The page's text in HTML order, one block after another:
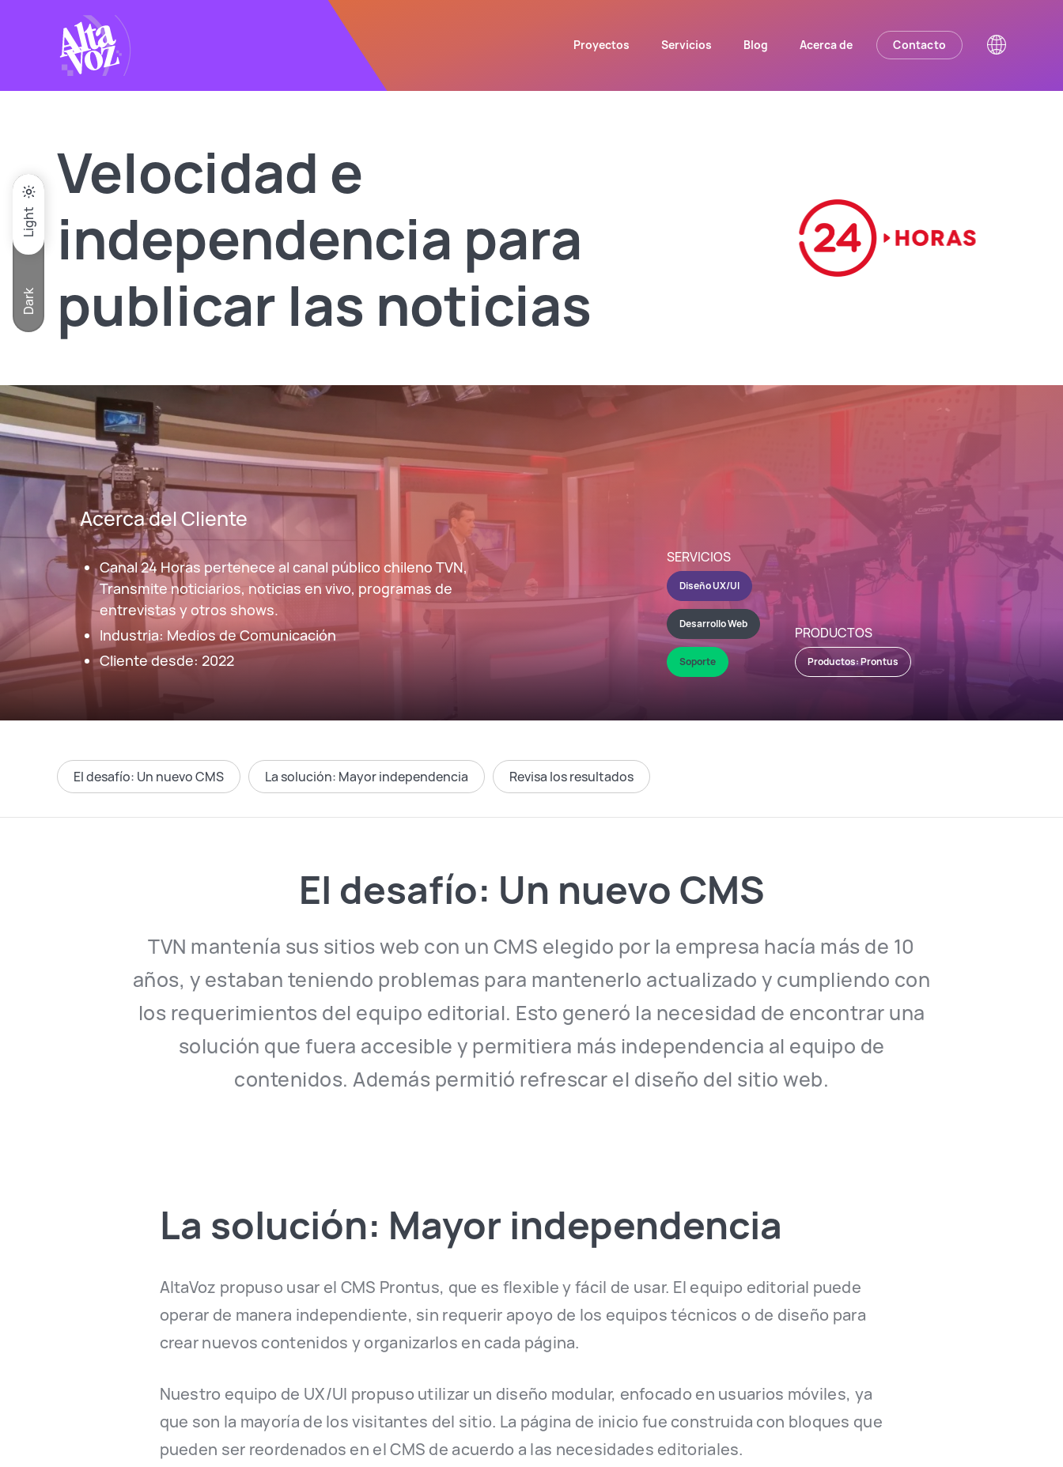
Proyectos Servicios Blog Acerca de Contacto
Dark
Light
Velocidad e
independencia para
publicar las noticias
Acerca del Cliente
Canal 24 Horas pertenece al canal público chileno TVN,
Transmite noticiarios, noticias en vivo, programas de
entrevistas y otros shows.
Industria: Medios de Comunicación
Cliente desde: 2022
SERVICIOS
Diseño UX/UI
Desarrollo Web
Soporte
PRODUCTOS
Productos: Prontus
El desafío: Un nuevo CMS La solución: Mayor independencia Revisa los resultados
El desafío: Un nuevo CMS
TVN mantenía sus sitios web con un CMS elegido por la empresa hacía más de 10
años, y estaban teniendo problemas para mantenerlo actualizado y cumpliendo con
los requerimientos del equipo editorial. Esto generó la necesidad de encontrar una
solución que fuera accesible y permitiera más independencia al equipo de
contenidos. Además permitió refrescar el diseño del sitio web.
La solución: Mayor independencia
AltaVoz propuso usar el CMS Prontus, que es flexible y fácil de usar. El equipo editorial puede
operar de manera independiente, sin requerir apoyo de los equipos técnicos o de diseño para
crear nuevos contenidos y organizarlos en cada página.
Nuestro equipo de UX/UI propuso utilizar un diseño modular, enfocado en usuarios móviles, ya
que son la mayoría de los visitantes del sitio. La página de inicio fue construida con bloques que
pueden ser reordenados en el CMS de acuerdo a las necesidades editoriales.